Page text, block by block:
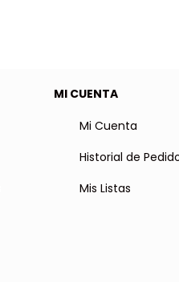
MI CUENTA
Mi Cuenta
Historial de
Mis Listas